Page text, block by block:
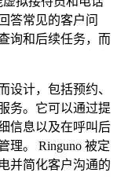
答常见的客户问
询和后续任务，而
设计，包括预约、
务。它可以通过提
信息以及在呼叫后
理。 Ringuno 被定
并简化客户沟通的